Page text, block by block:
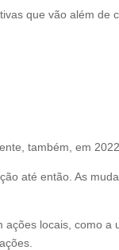
que vão além
também, em 2022.
até então. As
locais, como